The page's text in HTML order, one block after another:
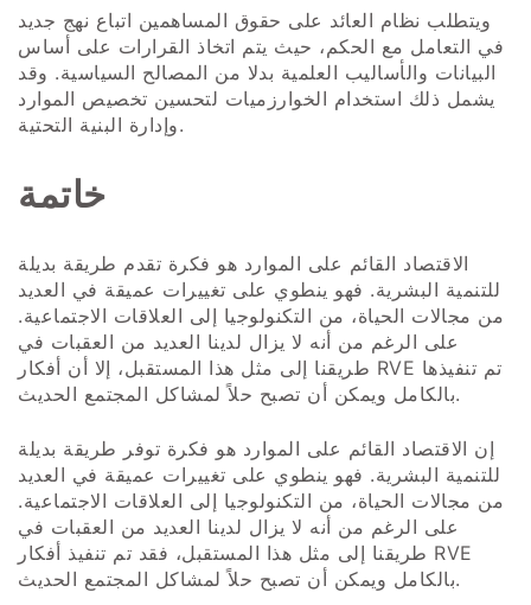
ويتطلب نظام العائد على حقوق المساهمين اتباع نهج جديد
في التعامل مع الحكم، حيث يتم اتخاذ القرارات على أساس
البيانات والأساليب العلمية بدلا من المصالح السياسية. وقد
يشمل ذلك استخدام الخوارزميات لتحسين تخصيص الموارد
وإدارة البنية التحتية.
خاتمة
الاقتصاد القائم على الموارد هو فكرة تقدم طريقة بديلة
للتنمية البشرية. فهو ينطوي على تغييرات عميقة في العديد
من مجالات الحياة، من التكنولوجيا إلى العلاقات الاجتماعية.
على الرغم من أنه لا يزال لدينا العديد من العقبات في
طريقنا إلى مثل هذا المستقبل، إلا أن أفكار RVE تم تنفيذها
بالكامل ويمكن أن تصبح حلاً لمشاكل المجتمع الحديث.
إن الاقتصاد القائم على الموارد هو فكرة توفر طريقة بديلة
للتنمية البشرية. فهو ينطوي على تغييرات عميقة في العديد
من مجالات الحياة، من التكنولوجيا إلى العلاقات الاجتماعية.
على الرغم من أنه لا يزال لدينا العديد من العقبات في
طريقنا إلى مثل هذا المستقبل، فقد تم تنفيذ أفكار RVE
بالكامل ويمكن أن تصبح حلاً لمشاكل المجتمع الحديث.